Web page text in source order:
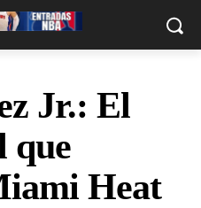
Jr.: El
que
Heat